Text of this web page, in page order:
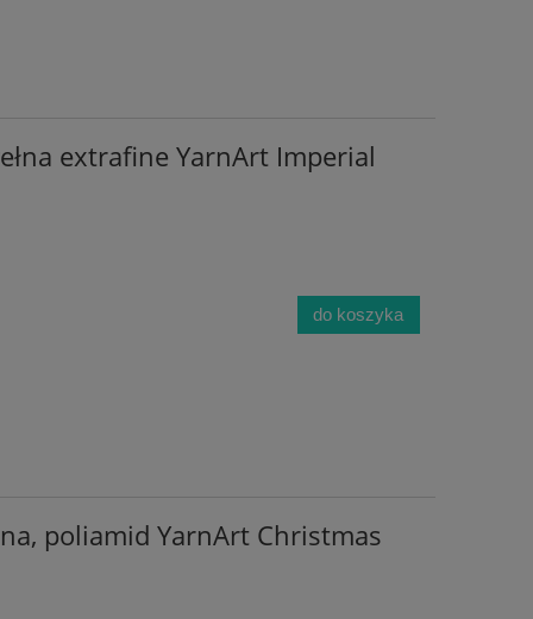
extrafine YarnArt Imperial
do koszyka
poliamid YarnArt Christmas